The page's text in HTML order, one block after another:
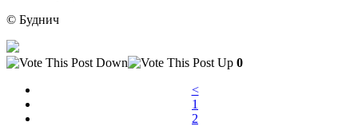
© Буднич
0
<
1
2